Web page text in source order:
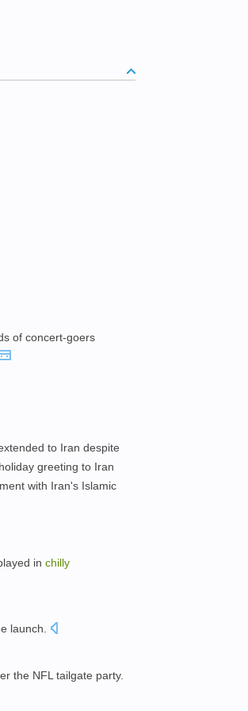
of concert-goers
to Iran despite
greeting to Iran
with Iran's Islamic
in chilly
launch.
the NFL tailgate party.